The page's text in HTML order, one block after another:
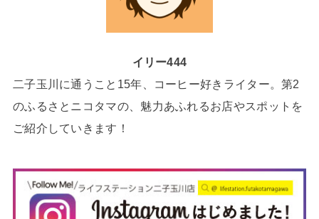
イリー444
二子玉川に通うこと15年、コーヒー好きライター。第2
のふるさとニコタマの、魅力あふれるお店やスポットを
ご紹介していきます！